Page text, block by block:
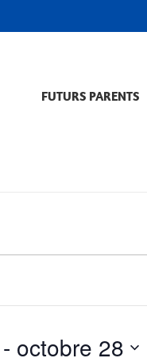
FUTURS PARENTS
- octobre 28